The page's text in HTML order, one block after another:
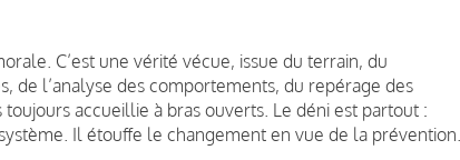
C’est une vérité vécue, issue du terrain, du
de l’analyse des comportements, du repérage des
accueillie à bras ouverts. Le déni est partout :
Il étouffe le changement en vue de la prévention.